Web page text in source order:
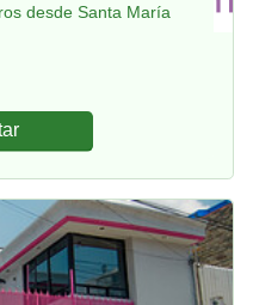
desde Santa María